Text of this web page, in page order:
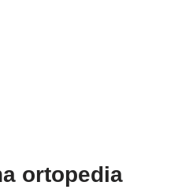
ortopedia